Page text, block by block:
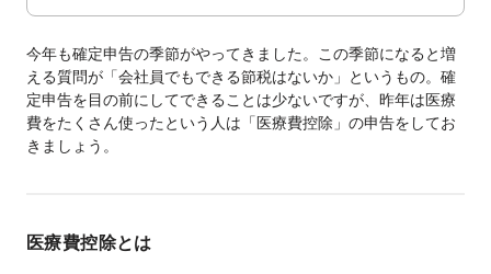
今年も確定申告の季節がやってきました。この季節になると増
える質問が「会社員でもできる節税はないか」というもの。確
定申告を目の前にしてできることは少ないですが、昨年は医療
費をたくさん使ったという人は「医療費控除」の申告をしてお
きましょう。
医療費控除とは